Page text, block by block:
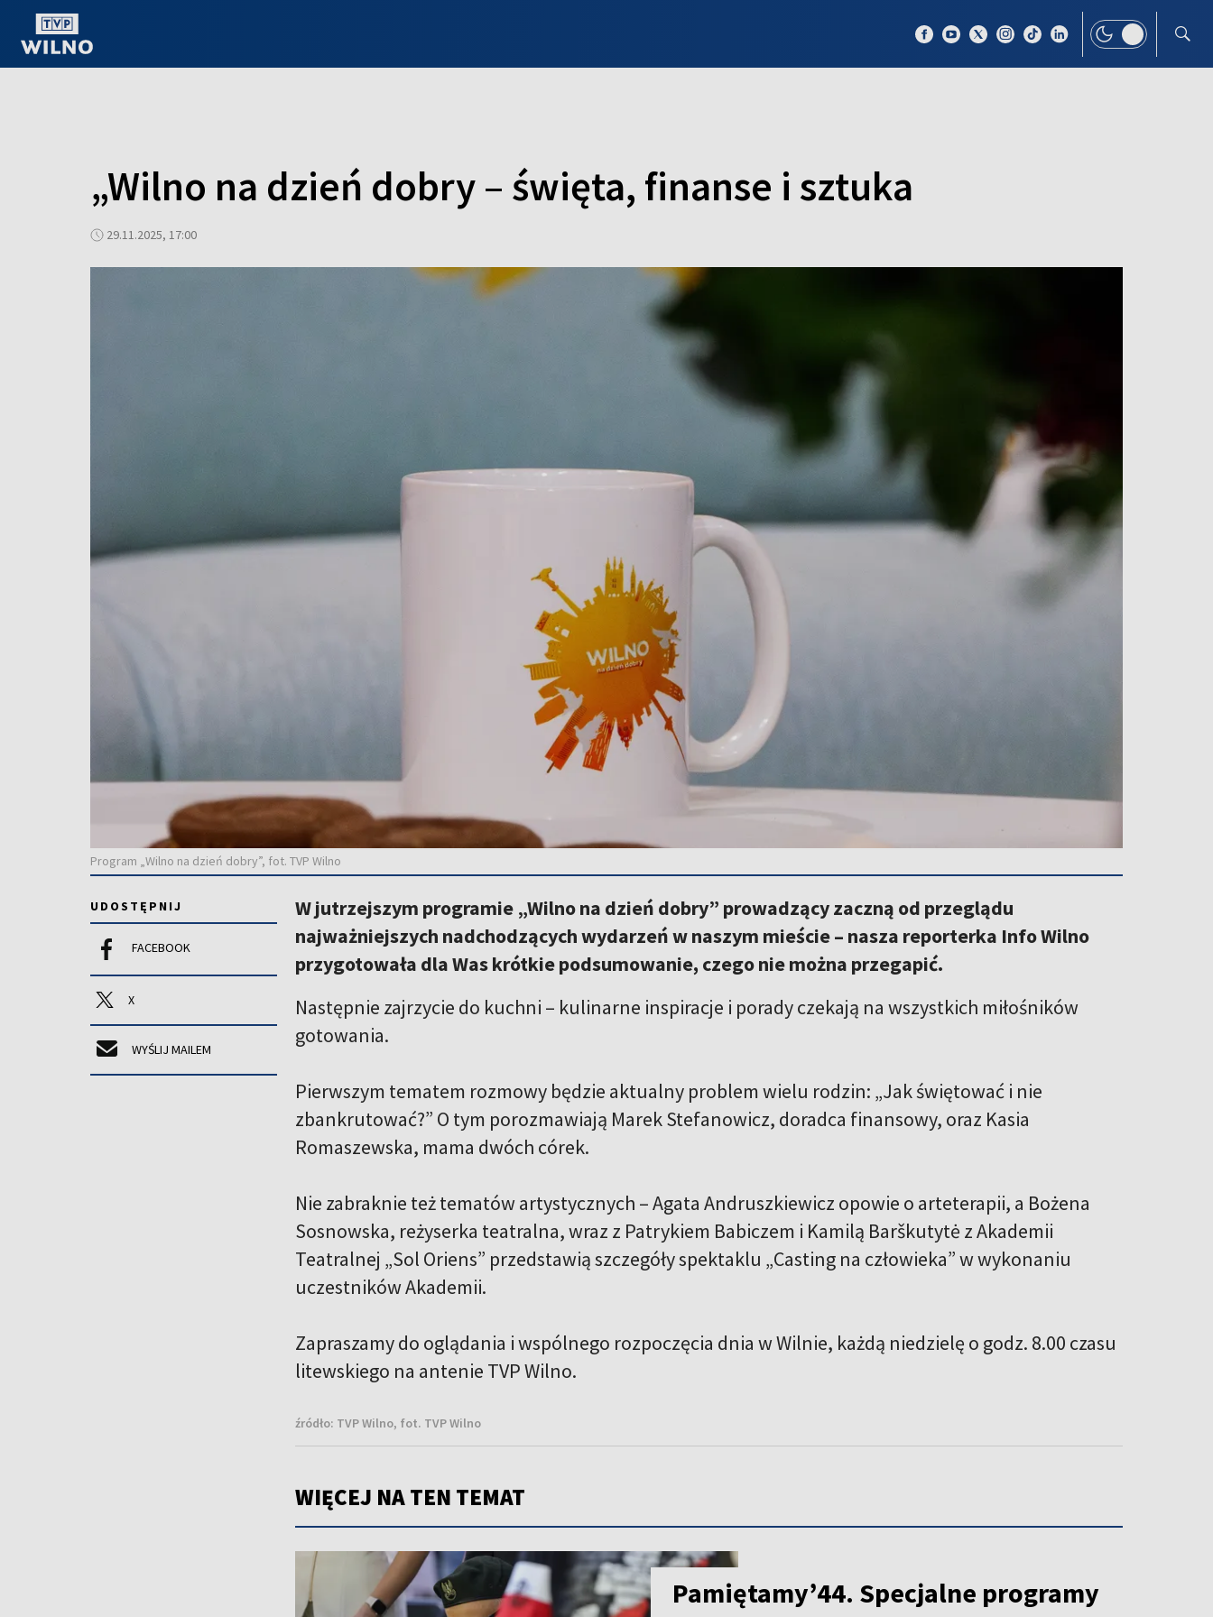
„Wilno na dzień dobry – święta, finanse i sztuka
29.11.2025, 17:00
Program „Wilno na dzień dobry”, fot. TVP Wilno
UDOSTĘPNIJ
FACEBOOK
X
WYŚLIJ MAILEM
W jutrzejszym programie „Wilno na dzień dobry” prowadzący zaczną od przeglądu
najważniejszych nadchodzących wydarzeń w naszym mieście – nasza reporterka Info Wilno
przygotowała dla Was krótkie podsumowanie, czego nie można przegapić.
Następnie zajrzycie do kuchni – kulinarne inspiracje i porady czekają na wszystkich miłośników
gotowania.
Pierwszym tematem rozmowy będzie aktualny problem wielu rodzin: „Jak świętować i nie
zbankrutować?” O tym porozmawiają Marek Stefanowicz, doradca finansowy, oraz Kasia
Romaszewska, mama dwóch córek.
Nie zabraknie też tematów artystycznych – Agata Andruszkiewicz opowie o arteterapii, a Bożena
Sosnowska, reżyserka teatralna, wraz z Patrykiem Babiczem i Kamilą Barškutytė z Akademii
Teatralnej „Sol Oriens” przedstawią szczegóły spektaklu „Casting na człowieka” w wykonaniu
uczestników Akademii.
Zapraszamy do oglądania i wspólnego rozpoczęcia dnia w Wilnie, każdą niedzielę o godz. 8.00 czasu
litewskiego na antenie TVP Wilno.
źródło: TVP Wilno, fot. TVP Wilno
WIĘCEJ NA TEN TEMAT
Pamiętamy’44. Specjalne programy